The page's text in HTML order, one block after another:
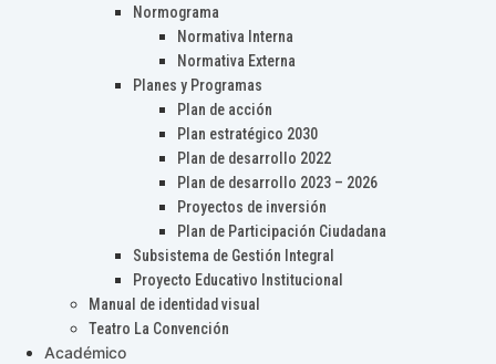
Normograma
Normativa Interna
Normativa Externa
Planes y Programas
Plan de acción
Plan estratégico 2030
Plan de desarrollo 2022
Plan de desarrollo 2023 – 2026
Proyectos de inversión
Plan de Participación Ciudadana
Subsistema de Gestión Integral
Proyecto Educativo Institucional
Manual de identidad visual
Teatro La Convención
Académico